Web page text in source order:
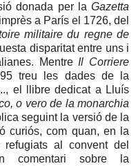
donada per laGazetta
a París el 1726, del
militaire du regne de
disparitat entre uns i
Mentre Il Corriere
treu les dades de la
el llibre dedicat a Lluís
o vero de la monarchia
seguint la versió de la
curiós, com quan, en la
al convent del
comentari sobre la